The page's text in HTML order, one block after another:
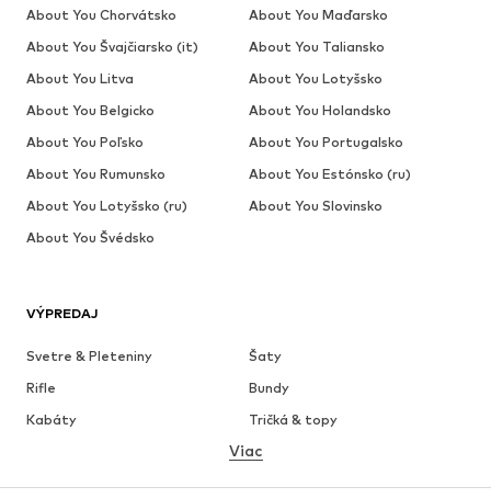
VÝPREDAJ
Svetre & Pleteniny
Šaty
Rifle
Bundy
Kabáty
Tričká & topy
Bielizeň
Sukne
Blúzky & tuniky
Viac
About You Chorvátsko
About You Maďarsko
About You Švajčiarsko (it)
About You Taliansko
About You Litva
About You Lotyšsko
About You Belgicko
About You Holandsko
About You Poľsko
About You Portugalsko
About You Rumunsko
About You Estónsko (ru)
About You Lotyšsko (ru)
About You Slovinsko
About You Švédsko